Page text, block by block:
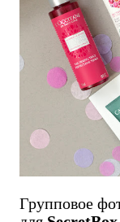
Групповое